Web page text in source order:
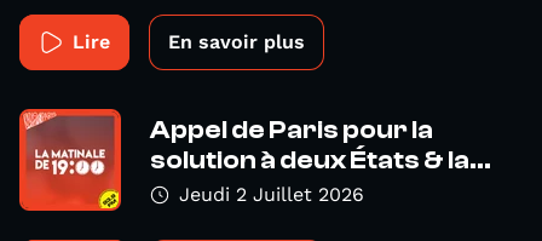
Lire En savoir plus
Appel de Paris pour la
solution à deux États & la...
Jeudi 2 Juillet 2026